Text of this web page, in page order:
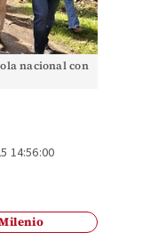
nacional con
14:56:00